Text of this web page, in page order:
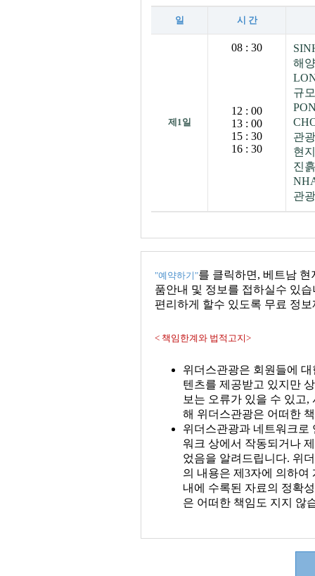
일 시 간
제1일
08 : 30
12 : 00
13 : 00
15 : 30
16 : 30
해
규
관
현
진
관
"예약하기"를 클릭하면, 베트남
품안내 및 정보를 접하실수 있
편리하게 할수 있도록 무료 정
< 책임한계와 법적고지>
위더스관광은 회원들에
텐츠를 제공받고 있지만
보는 오류가 있을 수 있고
해 위더스관광은 어떠한
위더스관광과 네트워크로
워크 상에서 작동되거나
었음을 알려드립니다. 위
의 내용은 제3자에 의하
내에 수록된 자료의 정확
은 어떠한 책임도 지지 않